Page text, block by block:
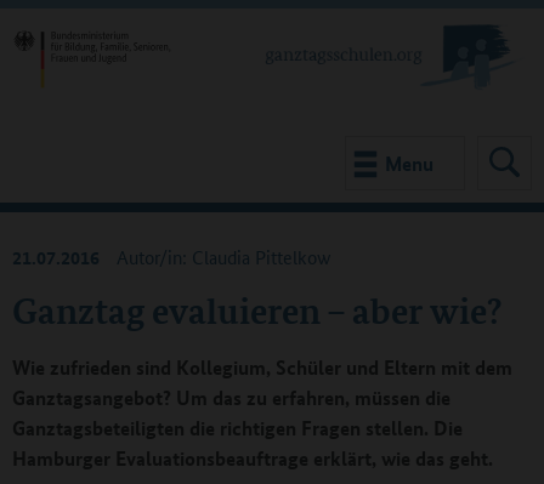
Menu
Ganztag evaluieren – aber wie?
21.07.2016 Autor/in: Claudia Pittelkow
Wie zufrieden sind Kollegium, Schüler und Eltern mit dem
Ganztagsangebot? Um das zu erfahren, müssen die
Ganztagsbeteiligten die richtigen Fragen stellen. Die
Hamburger Evaluationsbeauftrage erklärt, wie das geht.